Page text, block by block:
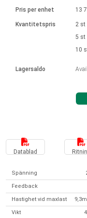
Enhetssystem
Solenoids
Ø 28-42| 1-1400 rpm | <=
Styrningar
Styrningar DC
Drivsteg 2-6 A
Synkrona-Asynkrona | för 1-4
Synkrona-Asynkrona | för 1-4
Français (EUR)
Norsk (NOK)
Suomi (EUR)
Svenska (SEK)
Pris per enhet
Kvantitetspris
Lagersaldo
13
2 st
5 st
10
Datablad
Spänning
Feedback
Hastighet vid maxlast
Vikt